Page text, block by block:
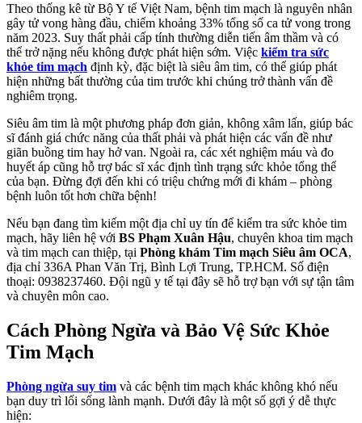
Theo thống kê từ Bộ Y tế Việt Nam, bệnh tim mạch là nguyên nhân
gây tử vong hàng đầu, chiếm khoảng 33% tổng số ca tử vong trong
năm 2023. Suy thất phải cấp tính thường diễn tiến âm thầm và có
thể trở nặng nếu không được phát hiện sớm. Việc kiểm tra sức
khỏe tim mạch định kỳ, đặc biệt là siêu âm tim, có thể giúp phát
hiện những bất thường của tim trước khi chúng trở thành vấn đề
nghiêm trọng.
Siêu âm tim là một phương pháp đơn giản, không xâm lấn, giúp bác
sĩ đánh giá chức năng của thất phải và phát hiện các vấn đề như
giãn buồng tim hay hở van. Ngoài ra, các xét nghiệm máu và đo
huyết áp cũng hỗ trợ bác sĩ xác định tình trạng sức khỏe tổng thể
của bạn. Đừng đợi đến khi có triệu chứng mới đi khám – phòng
bệnh luôn tốt hơn chữa bệnh!
Nếu bạn đang tìm kiếm một địa chỉ uy tín để kiểm tra sức khỏe tim
mạch, hãy liên hệ với BS Phạm Xuân Hậu, chuyên khoa tim mạch
và tim mạch can thiệp, tại Phòng khám Tim mạch Siêu âm OCA,
địa chỉ 336A Phan Văn Trị, Bình Lợi Trung, TP.HCM. Số điện
thoại: 0938237460. Đội ngũ y tế tại đây sẽ hỗ trợ bạn với sự tận tâm
và chuyên môn cao.
Cách Phòng Ngừa và Bảo Vệ Sức Khỏe
Tim Mạch
Phòng ngừa suy tim và các bệnh tim mạch khác không khó nếu
bạn duy trì lối sống lành mạnh. Dưới đây là một số gợi ý dễ thực
hiện: